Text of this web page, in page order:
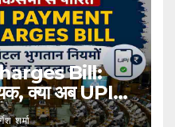
Bill:
क्या अब UPI
शुल्क?
शर्मा